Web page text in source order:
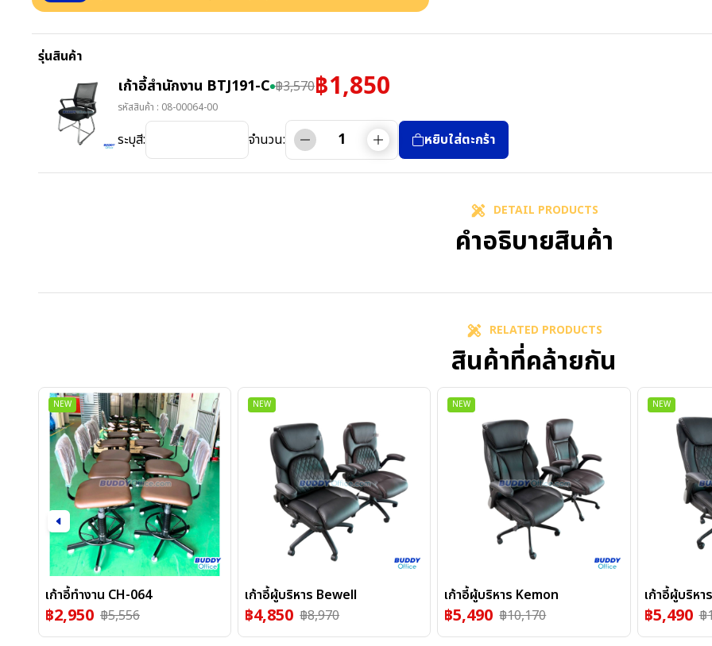
รุ่นสินค้า
เก้าอี้สำนักงาน BTJ191-C ฿3,570฿1,850
รหัสสินค้า : 08-00064-00
ระบุสี: จำนวน: หยิบใส่ตะกร้า
DETAIL PRODUCTS
คำอธิบายสินค้า
RELATED PRODUCTS
สินค้าที่คล้ายกัน
NEW
เก้าอี้ทำงาน CH-064
฿2,950 ฿5,556
NEW
เก้าอี้ผู้บริหาร Bewell
฿4,850 ฿8,970
NEW
เก้าอี้ผู้บริหาร Kemon
฿5,490 ฿10,170
NEW
เก้าอี้ผู้บริห
฿5,490 ฿